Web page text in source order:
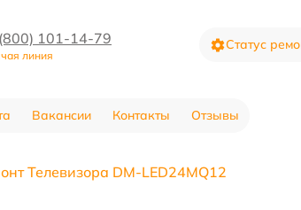
101-14-79
линия
Статус
Вакансии Контакты Отзывы
Телевизора DM-LED24MQ12